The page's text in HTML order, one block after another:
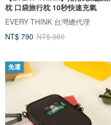
枕 口袋旅行枕 10秒快速充氣
EVERY THINK 台灣總代理
NT$ 790 NT$ 980
免運